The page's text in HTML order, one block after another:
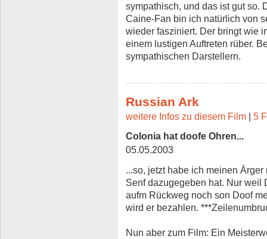
sympathisch, und das ist gut so.
Caine-Fan bin ich natürlich von
wieder fasziniert. Der bringt wie
einem lustigen Auftreten rüber.
sympathischen Darstellern.
Russian Ark
weitere Infos zu diesem Film | 5
Colonia hat doofe Ohren...
05.05.2003
...so, jetzt habe ich meinen
Senf dazugegeben hat. Nur weil
aufm Rückweg noch son Doof
wird er bezahlen.
Nun aber zum Film: Ein